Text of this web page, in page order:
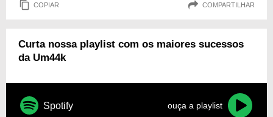
COPIAR COMPARTILHAR
Curta nossa playlist com os maiores sucessos
da Um44k
Spotify ouça a playlist